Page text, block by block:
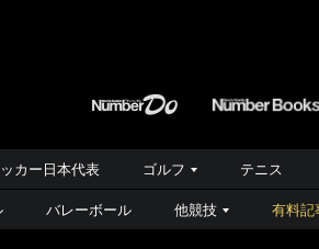
カー日本代表 ゴルフ テニス
バレーボール 他競技 有料記